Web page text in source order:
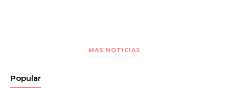
MAS NOTICIAS
Popular